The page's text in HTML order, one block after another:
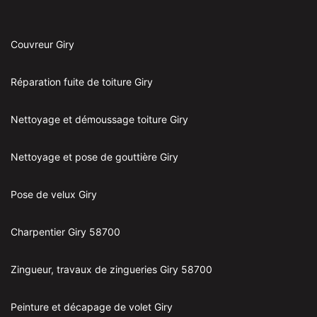
Couvreur Giry
Réparation fuite de toiture Giry
Nettoyage et démoussage toiture Giry
Nettoyage et pose de gouttière Giry
Pose de velux Giry
Charpentier Giry 58700
Zingueur, travaux de zingueries Giry 58700
Peinture et décapage de volet Giry